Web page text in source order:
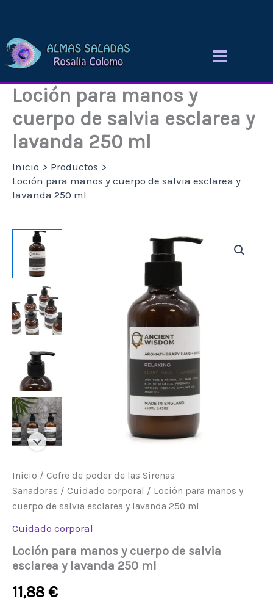
contenido
Loción para manos y
cuerpo de salvia esclarea y
lavanda 250 ml
Inicio
Productos
Loción para manos y cuerpo de salvia esclarea y
lavanda 250 ml
Inicio / Cofre de poder de las Sirenas
Sanadoras / Cuidado corporal / Loción para manos y
cuerpo de salvia esclarea y lavanda 250 ml
Cuidado corporal
Loción para manos y cuerpo de salvia
esclarea y lavanda 250 ml
11,88 €
Loción
para
manos
salvia
esclarea
y
cantidad